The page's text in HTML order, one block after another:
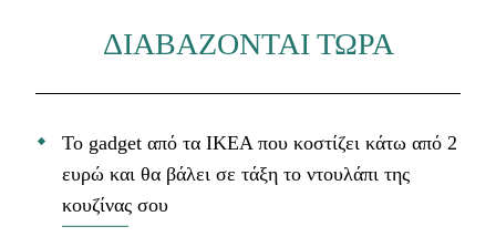
ΔΙΑΒΑΖΟΝΤΑΙ ΤΩΡΑ
Το gadget από τα IKEA που κοστίζει κάτω από 2
ευρώ και θα βάλει σε τάξη το ντουλάπι της
κουζίνας σου